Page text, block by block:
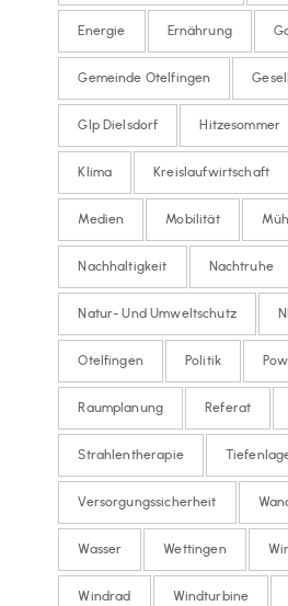
Energie Ernährung
Gemeinde Otelfingen
Glp Dielsdorf Hitzesommer
Klima Kreislaufwirtschaft
Medien Mobilität
Nachhaltigkeit Nachtruhe
Natur- Und Umweltschutz
Otelfingen Politik
Raumplanung Referat
Strahlentherapie
Versorgungssicherheit
Wasser Wettingen
Windrad Windturbine